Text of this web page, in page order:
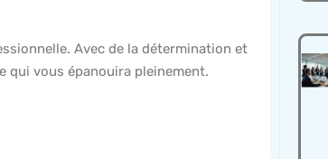
Avec de la détermination et
qui vous épanouira pleinement.